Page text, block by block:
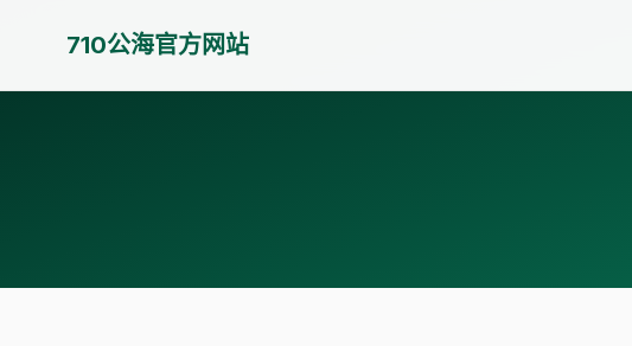
710公海官方网站